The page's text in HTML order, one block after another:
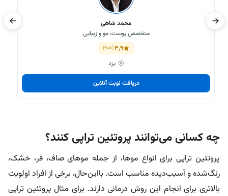
محمد شاهی
متخصص پوست، مو و زیبایی
3,9
(905)
یزد
دریافت نوبت آنلاین
چه کسانی می‌توانند پروتئین تراپی کنند؟
پروتئین تراپی برای انواع موها، از جمله موهای صاف، فر، خشک،
رنگ‌شده و آسیب‌دیده مناسب است. بااین‌حال، برخی از افراد اولویت
بالاتری برای انجام این روش درمانی دارند. برای مثال پروتئین تراپی